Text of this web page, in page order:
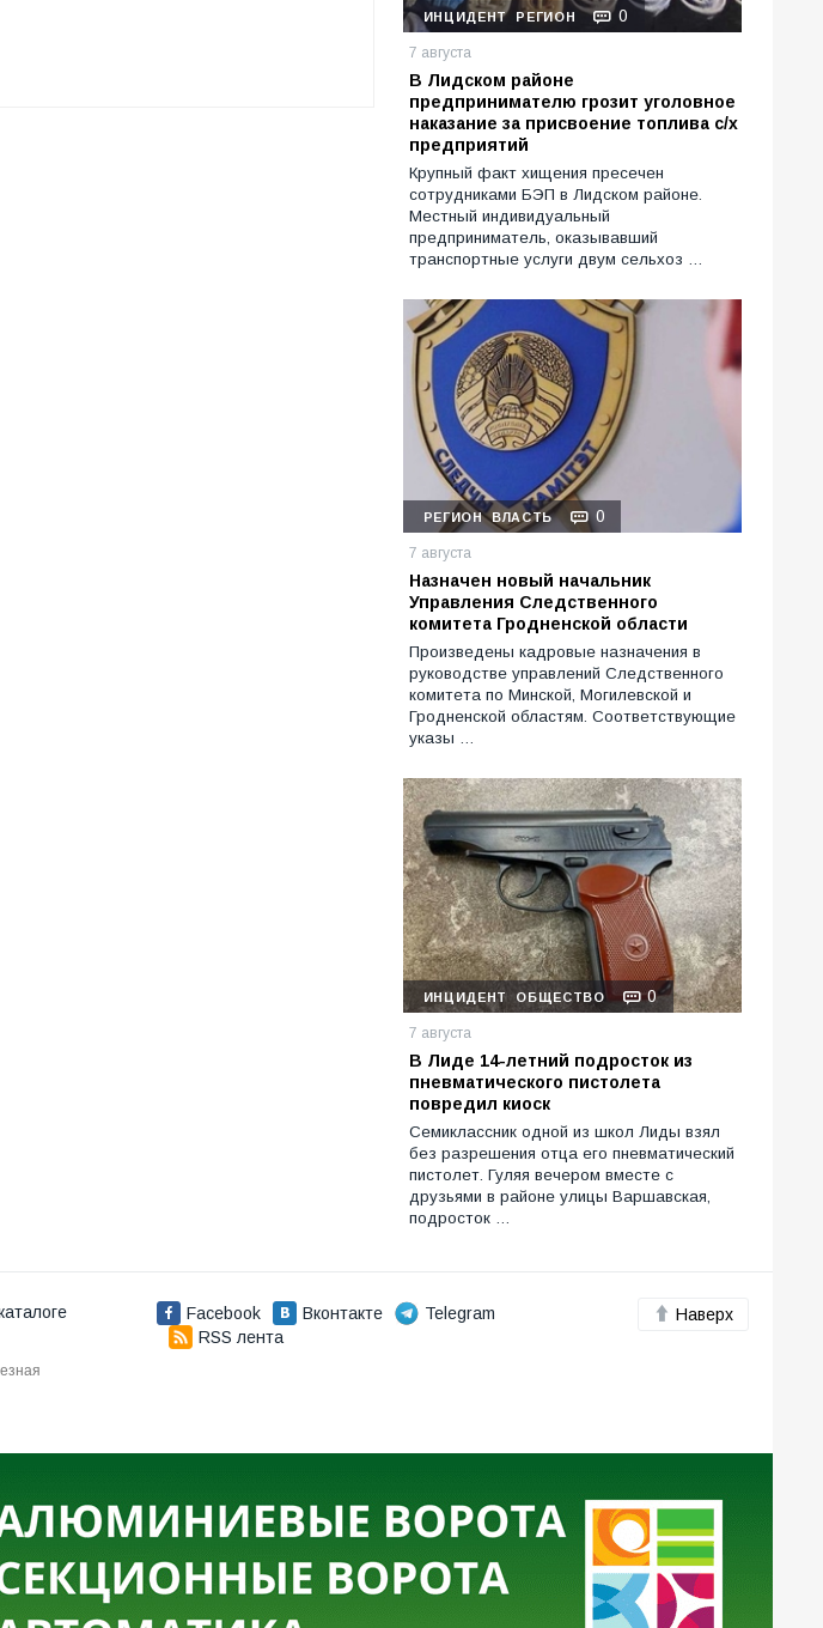
ИНЦИДЕНТ РЕГИОН 0
7 августа
В Лидском районе
предпринимателю грозит уголовное
наказание за присвоение топлива с/х
предприятий
Крупный факт хищения пресечен
сотрудниками БЭП в Лидском районе.
Местный индивидуальный
предприниматель, оказывавший
транспортные услуги двум сельхоз …
РЕГИОН ВЛАСТЬ 0
7 августа
Назначен новый начальник
Управления Следственного
комитета Гродненской области
Произведены кадровые назначения в
руководстве управлений Следственного
комитета по Минской, Могилевской и
Гродненской областям. Соответствующие
указы …
ИНЦИДЕНТ ОБЩЕСТВО 0
7 августа
В Лиде 14-летний подросток из
пневматического пистолета
повредил киоск
Семиклассник одной из школ Лиды взял
без разрешения отца его пневматический
пистолет. Гуляя вечером вместе с
друзьями в районе улицы Варшавская,
подросток …
Facebook Вконтакте
Telegram
RSS лента
Наверх